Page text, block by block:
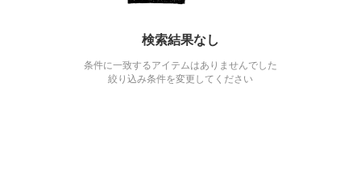
検索結果なし
条件に一致するアイテムはありませんでした
絞り込み条件を変更してください